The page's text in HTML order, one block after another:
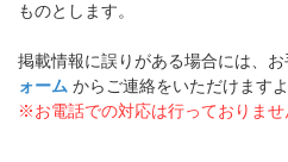
ものとします。
掲載情報に誤りがある場合には、お
ォーム からご連絡をいただけます
※お電話での対応は行っておりませ